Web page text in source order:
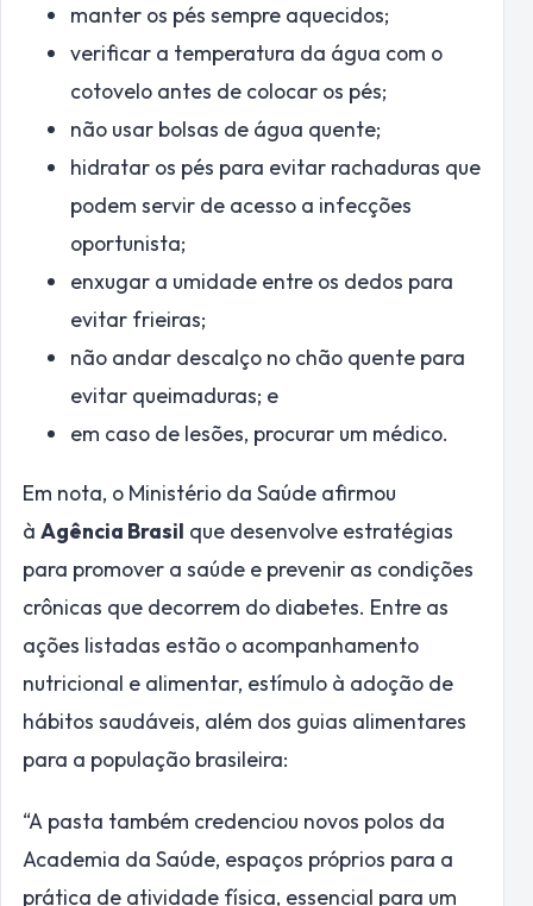
manter os pés sempre aquecidos;
verificar a temperatura da água com o
cotovelo antes de colocar os pés;
não usar bolsas de água quente;
hidratar os pés para evitar rachaduras que
podem servir de acesso a infecções
oportunista;
enxugar a umidade entre os dedos para
evitar frieiras;
não andar descalço no chão quente para
evitar queimaduras; e
em caso de lesões, procurar um médico.
Em nota, o Ministério da Saúde afirmou
à Agência Brasil que desenvolve estratégias
para promover a saúde e prevenir as condições
crônicas que decorrem do diabetes. Entre as
ações listadas estão o acompanhamento
nutricional e alimentar, estímulo à adoção de
hábitos saudáveis, além dos guias alimentares
para a população brasileira:
“A pasta também credenciou novos polos da
Academia da Saúde, espaços próprios para a
prática de atividade física, essencial para um